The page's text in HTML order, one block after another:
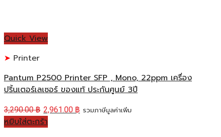
Quick View
Printer
Pantum P2500 Printer SFP , Mono, 22ppm เครื่อง
ปริ้นเตอร์เลเซอร์ ของแท้ ประกันศูนย์ 3ปี
3,290.00฿ 2,961.00 ฿ รวมภาษีมูลค่าเพิ่ม
หยิบใส่ตะกร้า